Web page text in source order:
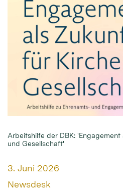
Arbeitshilfe der DBK:
und Gesellschaft'
Datum:
3. Juni 2026
Von:
Newsdesk